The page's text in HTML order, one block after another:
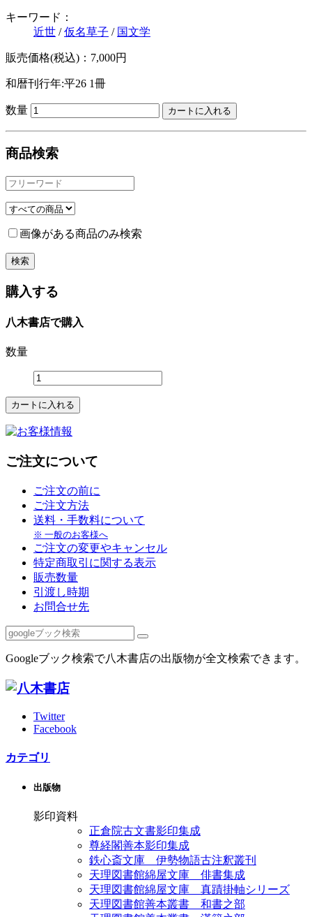
キーワード：
近世 /仮名草子 / 国文学
販売価格(税込)：7,000円
和暦刊行年:平26 1冊
数量
商品検索
画像がある商品のみ検索
購入する
八木書店で購入
数量
ご注文について
ご注文の前に
ご注文方法
送料・手数料について
※ 一般のお客様へ
ご注文の変更やキャンセル
特定商取引に関する表示
販売数量
引渡し時期
お問合せ先
Googleブック検索で八木書店の出版物が全文検索できます。
Twitter
Facebook
カテゴリ
出版物
影印資料
正倉院古文書影印集成
尊経閣善本影印集成
鉄心斎文庫 伊勢物語古注釈叢刊
天理図書館綿屋文庫 俳書集成
天理図書館綿屋文庫 真蹟掛軸シリーズ
天理図書館善本叢書 和書之部